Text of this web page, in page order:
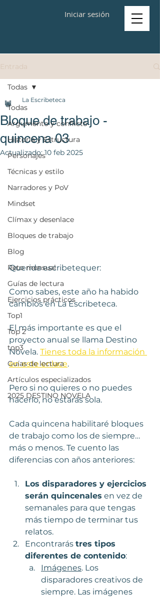
Iniciar sesión
Entrada
Todas
Argumento y conflicto
Historia y Estructura
Personajes
Técnicas y estilo
Narradores y PoV
Mindset
Clímax y desenlace
Bloques de trabajo
Blog
Reto mensual
Guías de lectura
Ejercicios prácticos
Top1
Top 2
top3
Guías de lectura
Artículos especializados
2025 DESTINO NOVELA
Todas
Bloque de trabajo -
quincena 03
La Escribeteca
Actualizado:10 feb 2025
Querida escribetequer:
Como sabes, este año ha habido
cambios en La Escribeteca.
El más importante es que el
proyecto anual se llama Destino
Novela. Tienes toda la información
en este enlace.
Pero si no quieres o no puedes
hacerlo, no estarás sola.
Cada quincena habilitaré bloques
de trabajo como los de siempre…
más o menos. Te cuento las
diferencias con años anteriores:
Los disparadores y ejercicios
serán quincenales en vez de
semanales para que tengas
más tiempo de terminar tus
relatos.
Encontrarás tres tipos
diferentes de contenido:
Imágenes. Los
disparadores creativos de
siempre. Las imágenes